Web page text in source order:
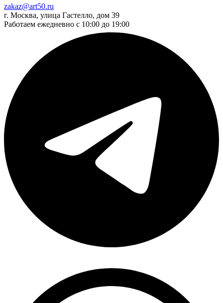
zakaz@art50.ru
г. Москва, улица Гастелло, дом 39
Работаем ежедневно с 10:00 до 19:00